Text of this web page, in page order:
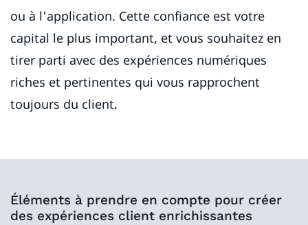
ou à l'application. Cette confiance est votre
capital le plus important, et vous souhaitez en
tirer parti avec des expériences numériques
riches et pertinentes qui vous rapprochent
toujours du client.
Éléments à prendre en compte pour créer
des expériences client enrichissantes